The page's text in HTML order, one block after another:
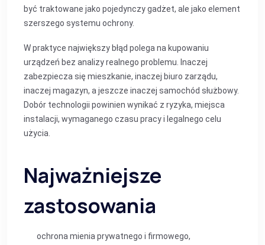
być traktowane jako pojedynczy gadżet, ale jako element
szerszego systemu ochrony.
W praktyce największy błąd polega na kupowaniu
urządzeń bez analizy realnego problemu. Inaczej
zabezpiecza się mieszkanie, inaczej biuro zarządu,
inaczej magazyn, a jeszcze inaczej samochód służbowy.
Dobór technologii powinien wynikać z ryzyka, miejsca
instalacji, wymaganego czasu pracy i legalnego celu
użycia.
Najważniejsze
zastosowania
ochrona mienia prywatnego i firmowego,